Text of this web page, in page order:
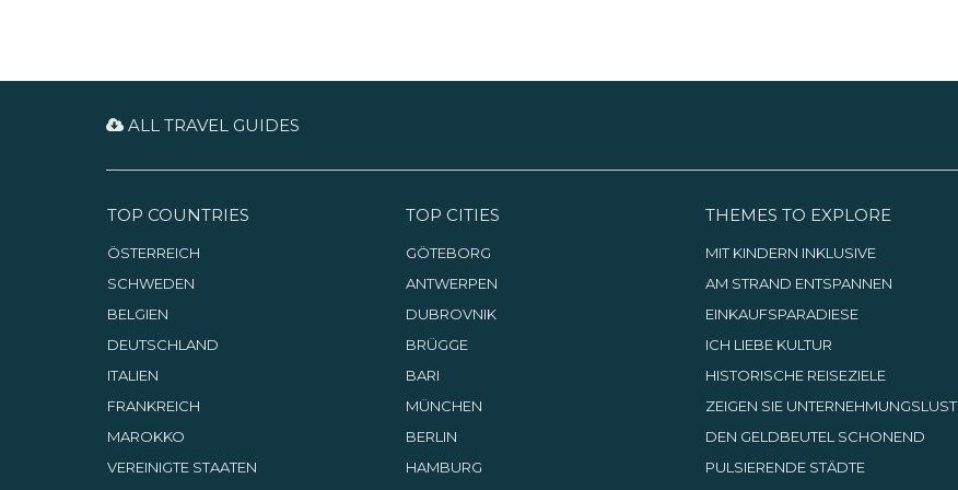
ALL TRAVEL GUIDES
TOP COUNTRIES
ÖSTERREICH
SCHWEDEN
BELGIEN
DEUTSCHLAND
ITALIEN
FRANKREICH
MAROKKO
VEREINIGTE STAATEN
TOP CITIES
GÖTEBORG
ANTWERPEN
DUBROVNIK
BRÜGGE
BARI
MÜNCHEN
BERLIN
HAMBURG
THEMES TO EXPLORE
MIT KINDERN INKLUSIVE
AM STRAND ENTSPANNEN
EINKAUFSPARADIESE
ICH LIEBE KULTUR
HISTORISCHE REISEZIELE
ZEIGEN SIE UNTERNEHMUNGSLUST
DEN GELDBEUTEL SCHONEND
PULSIERENDE STÄDTE